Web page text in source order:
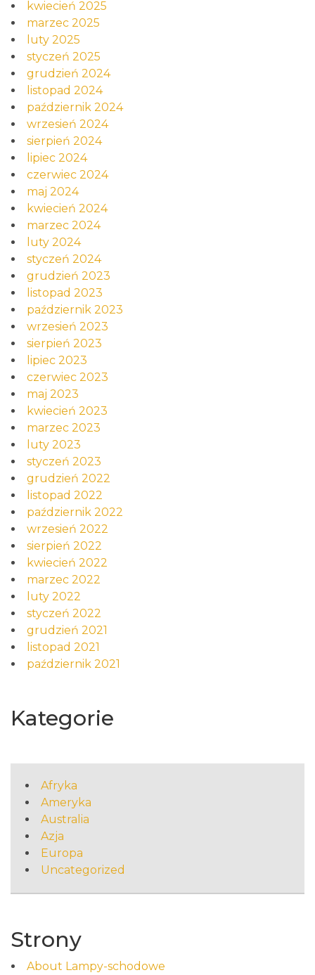
kwiecień 2025
marzec 2025
luty 2025
styczeń 2025
grudzień 2024
listopad 2024
październik 2024
wrzesień 2024
sierpień 2024
lipiec 2024
czerwiec 2024
maj 2024
kwiecień 2024
marzec 2024
luty 2024
styczeń 2024
grudzień 2023
listopad 2023
październik 2023
wrzesień 2023
sierpień 2023
lipiec 2023
czerwiec 2023
maj 2023
kwiecień 2023
marzec 2023
luty 2023
styczeń 2023
grudzień 2022
listopad 2022
październik 2022
wrzesień 2022
sierpień 2022
kwiecień 2022
marzec 2022
luty 2022
styczeń 2022
grudzień 2021
listopad 2021
październik 2021
Kategorie
Afryka
Ameryka
Australia
Azja
Europa
Uncategorized
Strony
About Lampy-schodowe